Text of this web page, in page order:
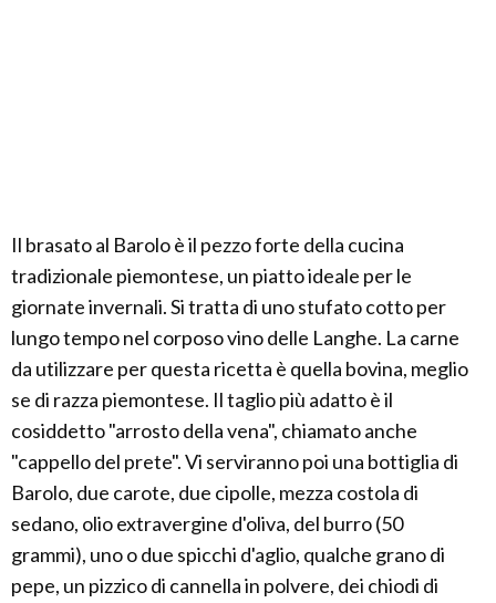
Il brasato al Barolo è il pezzo forte della cucina
tradizionale piemontese, un piatto ideale per le
giornate invernali. Si tratta di uno stufato cotto per
lungo tempo nel corposo vino delle Langhe. La carne
da utilizzare per questa ricetta è quella bovina, meglio
se di razza piemontese. Il taglio più adatto è il
cosiddetto "arrosto della vena", chiamato anche
"cappello del prete". Vi serviranno poi una bottiglia di
Barolo, due carote, due cipolle, mezza costola di
sedano, olio extravergine d'oliva, del burro (50
grammi), uno o due spicchi d'aglio, qualche grano di
pepe, un pizzico di cannella in polvere, dei chiodi di